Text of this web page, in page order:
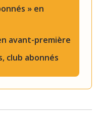
» en
avant-première
club abonnés